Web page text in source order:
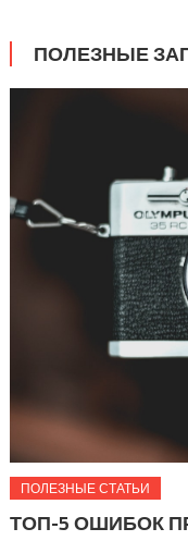
ПОЛЕЗНЫЕ
ПОЛЕЗНЫЕ СТАТЬИ
ТОП-5 ОШИБОК